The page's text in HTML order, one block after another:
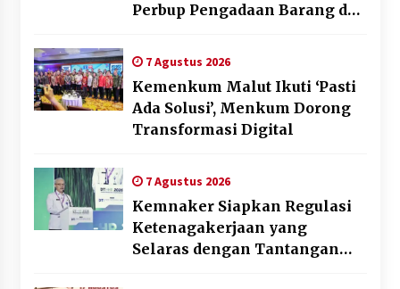
Perbup Pengadaan Barang dan
7 Agustus 2026
Kemenkum Malut Ikuti ‘Pasti
Ada Solusi’, Menkum Dorong
Transformasi Digital
7 Agustus 2026
Kemnaker Siapkan Regulasi
Ketenagakerjaan yang
Selaras dengan Tantangan